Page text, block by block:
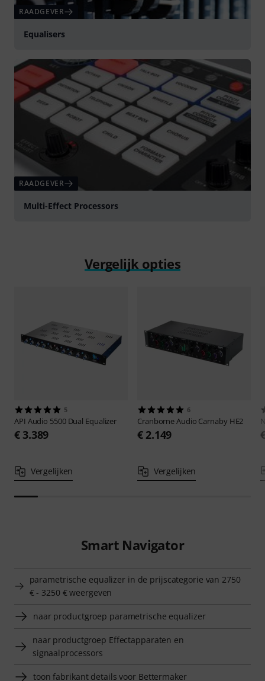
RAADGEVER
Equalisers
RAADGEVER
Multi-Effect Processors
Vergelijk opties
5
API Audio 5500 Dual Equalizer
€ 3.389
Vergelijken
6
Cranborne Audio Carnaby HE2
€ 2.149
Vergelijken
Smart Navigator
parametrische equalizer in de prijscategorie van 2750
€ - 3250 € weergeven
naar productgroep parametrische equalizer
naar productgroep Effectapparaten en
signaalprocessors
toon fabrikant details voor Bettermaker